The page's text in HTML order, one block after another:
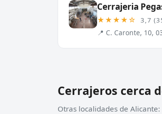
Cerrajeria
★★★★☆ 3,7
📍 C. Caronte, 10,
Cerrajeros cerca
Otras localidades de Alicante: